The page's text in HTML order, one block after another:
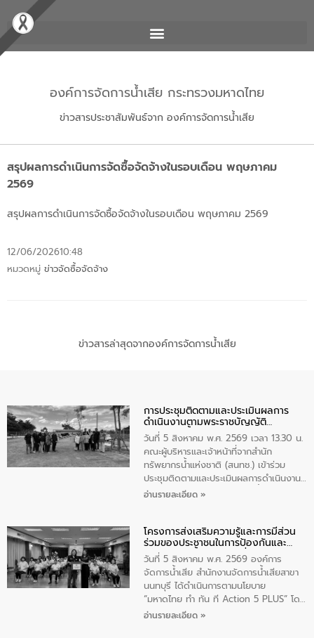
องค์การจัดการน้ำเสีย กระทรวงมหาดไทย
ข่าวสารประชาสัมพันธ์จาก องค์การจัดการน้ำเสีย
สรุปผลการดำเนินการจัดซื้อจัดจ้างในรอบเดือน พฤษภาคม
2569
สรุปผลการดำเนินการจัดซื้อจัดจ้างในรอบเดือน พฤษภาคม 2569
12/06/202610:48
หมวดหมู่ ข่าวจัดซื้อจัดจ้าง
ข่าวสารล่าสุดจากองค์การจัดการน้ำเสีย
การประชุมติดตามและประเมินผลการ
ดำเนินงานตามพระราชบัญญัติ
ทรัพยากรน้ำ พ.ศ. 2561 ประจำ
ปีงบประมาณ พ.ศ. 2569
วันที่ 5 สิงหาคม พ.ศ. 2569 เวลา 13.30 น.
คณะผู้บริหารและเจ้าหน้าที่จากสำนัก
ทรัพยากรน้ำแห่งชาติ (สนทช.) เข้าร่วม
ประชุมติดตามและประเมินผลการดำเนินงาน
ตามพระราชบัญญัติทรัพยากรน้ำ พ.ศ. 2561
วัดสิงห์ จังหวัดชัยนาท โดยมีนายแสงชัย
สุขชื่น นายกเทศมนตรีตำบลวัดสิงห์ คณะผู้
บริหารเทศบาลตำบลวัดสิงห์ ผู้นำชุมชน และ
ประชาชนในพื้นที่เทศบาลตำบลวัดสิงก์ที่มี
ส่วนได้ส่วนเสียในโครงก่อสร้างศูนย์บริหาร
จัดการคุณภาพน้ำเทศบาลตำบลวัดสิงห์
จังหวัดชัยนาท ให้การต้อนรับ
อ่านรายละเอียด »
โครงการส่งเสริมความรู้และการมีส่วน
ร่วมของประชาชนในการป้องกันและ
แก้ไขปัญหาน้ำเสียอย่างยั่งยืน
วันที่ 5 สิงหาคม พ.ศ. 2569 องค์การ
จัดการน้ำเสีย สำนักงานจัดการน้ำเสียสาขา
นนทบุรี ได้ดำเนินการตามนโยบาย
“มหาดไทย ทำ ทัน ที Action 5 PLUS” โดย
จัดโครงการส่งเสริมความรู้และการมีส่วน
อ่านรายละเอียด »